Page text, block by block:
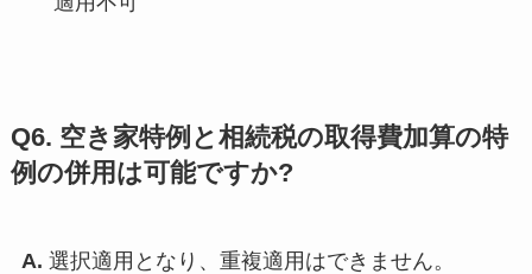
Q6. 空き家特例と相続税の取得費加算の特
例の併用は可能ですか?
A. 選択適用となり、重複適用はできません。